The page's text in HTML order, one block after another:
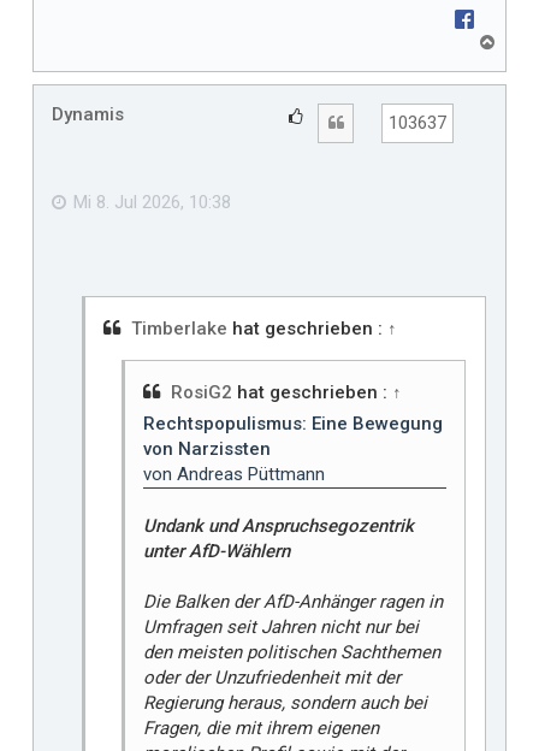
c
Dynamis
m
i
103637
Mi 8. Jul 2026, 10:38
Timberlake hat geschrieben : ↑
RosiG2 hat geschrieben : ↑
Rechtspopulismus: Eine Bewegung
von Narzissten
von Andreas Püttmann
Undank und Anspruchsegozentrik
unter AfD-Wählern
Die Balken der AfD-Anhänger ragen in
Umfragen seit Jahren nicht nur bei
den meisten politischen Sachthemen
oder der Unzufriedenheit mit der
Regierung heraus, sondern auch bei
Fragen, die mit ihrem eigenen